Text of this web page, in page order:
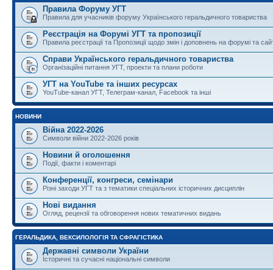
Правила Форуму УГТ
Правила для учасників форуму Українського геральдичного товариства
Реєстрація на Форумі УГТ та пропозиції
Правила реєстрації та Пропозиції щодо змін і доповнень на форумі та
Справи Українського геральдичного товариства
Організаційні питання УГТ, проекти та плани роботи
УГТ на YouTube та інших ресурсах
YouTube-канал УГТ, Телеграм-канал, Facebook та інші
НОВИНИ
Війна 2022-2026
Символи війни 2022-2026 років
Новини й оголошення
Події, факти і коментарі
Конференції, конгреси, семінари
Різні заходи УГТ та з тематики спеціальних історичних дисциплін
Нові видання
Огляд, рецензії та обговорення нових тематичних видань
ГЕРАЛЬДИКА, ВЕКСИЛОЛОГІЯ ТА СФРАГІСТИКА
Державні символи України
Історичні та сучасні національні символи